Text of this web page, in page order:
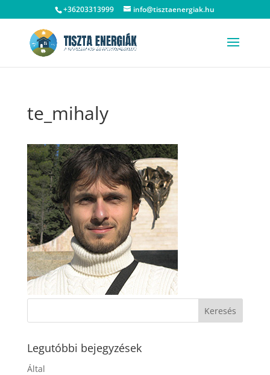
+36203313999 info@tisztaenergiak.hu
te_mihaly
Legutóbbi bejegyzések
Által